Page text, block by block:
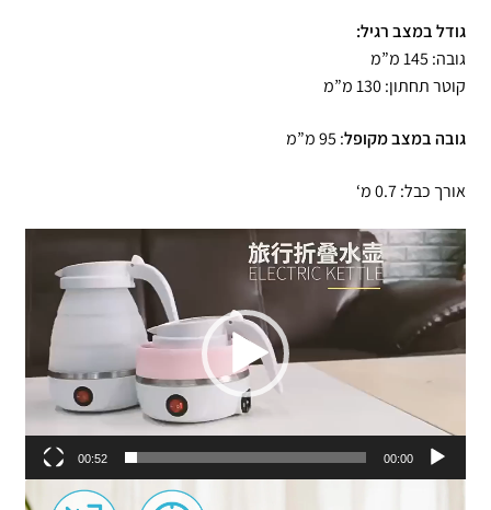
גודל במצב רגיל:
גובה: 145 מ”מ
קוטר תחתון: 130 מ”מ
גובה במצב מקופל: 95 מ”מ
אורך כבל: 0.7 מ‘
נגן
וידאו
00:00
00:52